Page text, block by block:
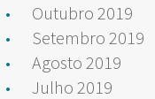
Outubro 2019
Setembro 2019
Agosto 2019
Julho 2019